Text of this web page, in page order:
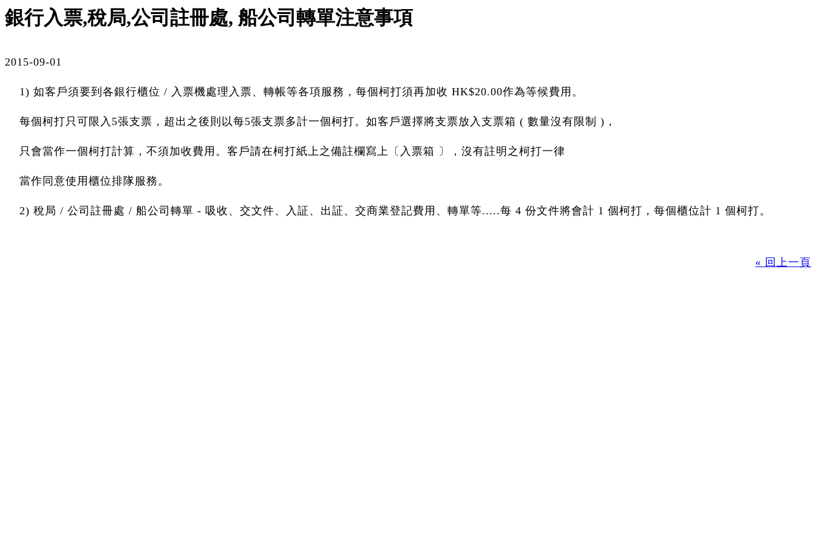
銀行入票,稅局,公司註冊處, 船公司轉單注意事項
2015-09-01
1) 如客戶須要到各銀行櫃位 / 入票機處理入票、轉帳等各項服務，每個柯打須再加收 HK$20.00作為等候費用。
每個柯打只可限入5張支票，超出之後則以每5張支票多計一個柯打。如客戶選擇將支票放入支票箱 ( 數量沒有限制 )，
只會當作一個柯打計算，不須加收費用。客戶請在柯打紙上之備註欄寫上〔入票箱 〕，沒有註明之柯打一律
當作同意使用櫃位排隊服務。
2) 稅局 / 公司註冊處 / 船公司轉單 - 吸收、交文件、入証、出証、交商業登記費用、轉單等.....每 4 份文件將會計 1 個柯打，每個櫃位計 1 個柯打。
« 回上一頁